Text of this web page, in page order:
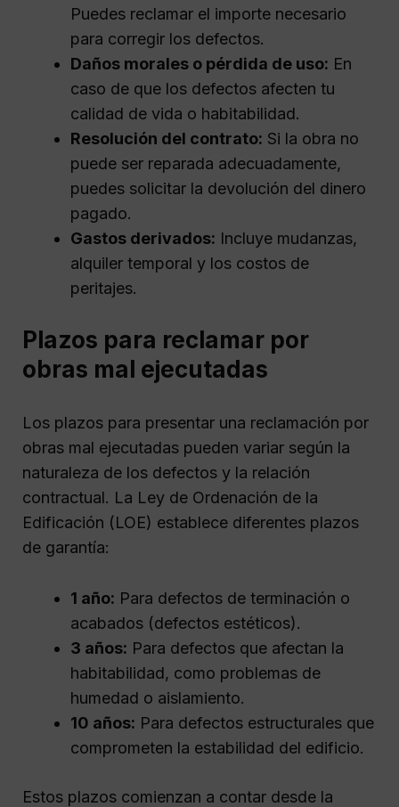
Puedes reclamar el importe necesario
para corregir los defectos.
Daños morales o pérdida de uso: En
caso de que los defectos afecten tu
calidad de vida o habitabilidad.
Resolución del contrato: Si la obra no
puede ser reparada adecuadamente,
puedes solicitar la devolución del dinero
pagado.
Gastos derivados: Incluye mudanzas,
alquiler temporal y los costos de
peritajes.
Plazos para reclamar por
obras mal ejecutadas
Los plazos para presentar una reclamación por
obras mal ejecutadas pueden variar según la
naturaleza de los defectos y la relación
contractual. La Ley de Ordenación de la
Edificación (LOE) establece diferentes plazos
de garantía:
1 año: Para defectos de terminación o
acabados (defectos estéticos).
3 años: Para defectos que afectan la
habitabilidad, como problemas de
humedad o aislamiento.
10 años: Para defectos estructurales que
comprometen la estabilidad del edificio.
Estos plazos comienzan a contar desde la